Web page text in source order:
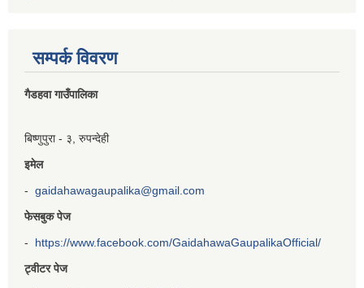
सम्पर्क विवरण
गैडहवा गाउँपालिका
बिष्णुपुरा - ३, रुपन्देही
इमेल
- gaidahawagaupalika@gmail.com
फेसबुक पेज
- https://www.facebook.com/GaidahawaGaupalikaOfficial/
ट्वीटर पेज